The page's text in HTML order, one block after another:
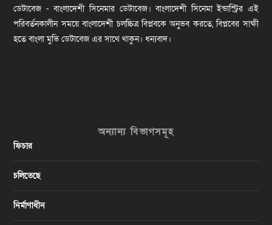
ডেটাবেজ - বাংলাদেশী সিনেমার ডেটাবেজ। বাংলাদেশী সিনেমা ইন্ডাস্ট্রির এই
পরিবর্তনকালীন সময়ে বাংলাদেশী চলচ্চিত্র বিপ্লবকে অনুভব করতে, বিপ্লবের সাক্ষী
হতে বাংলা মুভি ডেটাবেজ এর সাথে থাকুন। ধন্যবাদ।
অন্যান্য বিভাগসমূহ
ফিচার
চলিতেছে
নির্মাণাধীন